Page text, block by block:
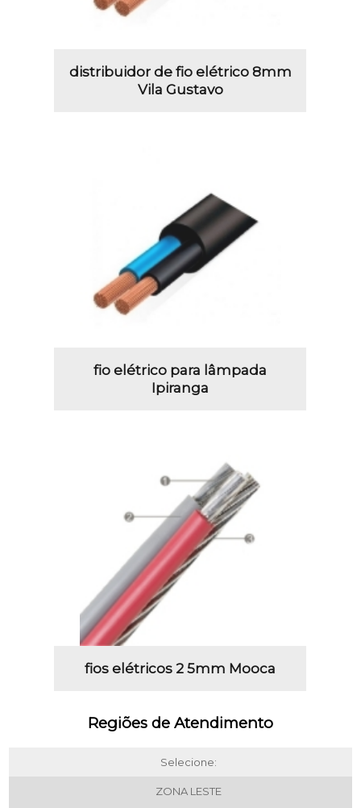
distribuidor de fio elétrico 8mm
Vila Gustavo
fio elétrico para lâmpada
Ipiranga
fios elétricos 2 5mm Mooca
Regiões de Atendimento
Selecione:
ZONA LESTE